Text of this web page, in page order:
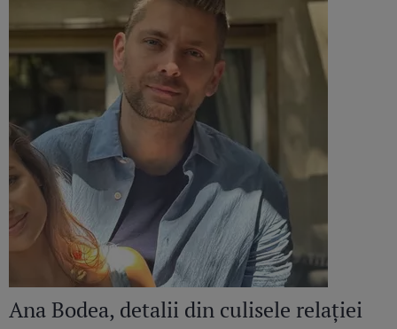
Ana Bodea, detalii din culisele relației